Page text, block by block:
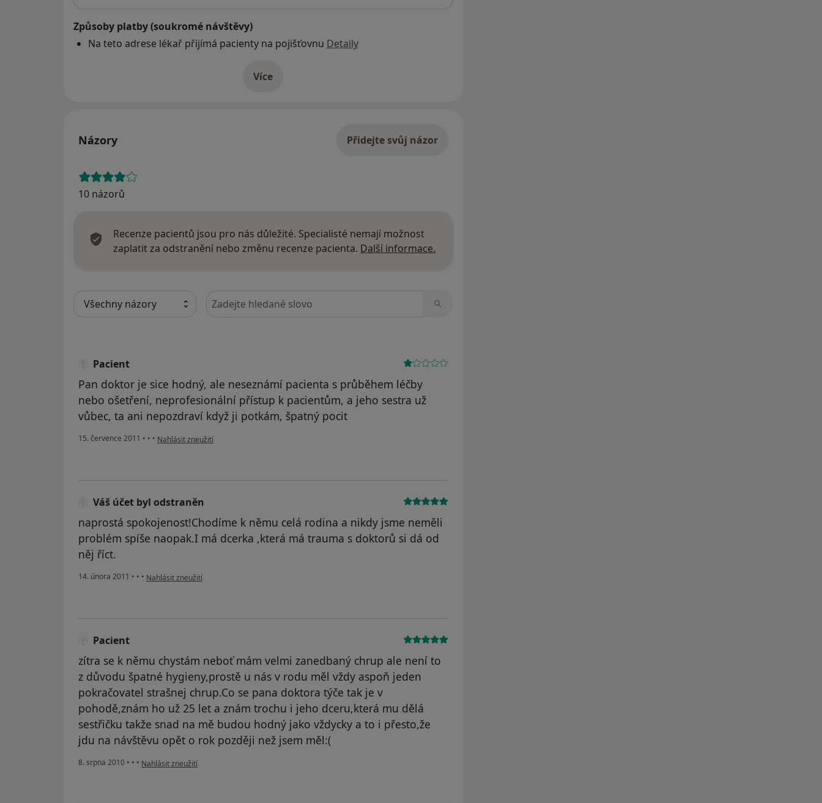
Způsoby platby (soukromé návštěvy)
Na teto adrese lékař přijímá pacienty na pojišťovnu Detaily
Víceo adrese
Názory Přidejte svůj názor
10 názorů
Recenze pacientů jsou pro nás důležité. Specialisté nemají možnost
zaplatit za odstranění nebo změnu recenze pacienta. Další informace.
Hledejte v názorech
Pacient
Pan doktor je sice hodný, ale neseznámí pacienta s průběhem léčby
nebo ošetření, neprofesionální přístup k pacientům, a jeho sestra už
vůbec, ta ani nepozdraví když ji potkám, špatný pocit
15. července 2011 • • • podle názoru uživatele Pacient
Nahlásit zneužití
Váš účet byl odstraněn
naprostá spokojenost!Chodíme k němu celá rodina a nikdy jsme neměli
problém spíše naopak.I má dcerka ,která má trauma s doktorů si dá od
něj říct.
14. února 2011 • • • podle názoru uživatele Váš účet byl odstraněn
Nahlásit zneužití
Pacient
zítra se k němu chystám neboť mám velmi zanedbaný chrup ale není to
z důvodu špatné hygieny,prostě u nás v rodu měl vždy aspoň jeden
pokračovatel strašnej chrup.Co se pana doktora týče tak je v
pohodě,znám ho už 25 let a znám trochu i jeho dceru,která mu dělá
sestřičku takže snad na mě budou hodný jako vždycky a to i přesto,že
jdu na návštěvu opět o rok později než jsem měl:(
8. srpna 2010 • • • podle názoru uživatele Pacient
Nahlásit zneužití